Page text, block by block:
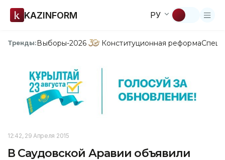
KAZINFORM РУ
Тренды:Выборы-2026 Конституционная реформа
12:42, 29 Апреля 2015
В Саудовской Аравии объявили